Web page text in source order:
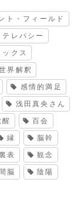
ト・フィールド
テレパシー
クス
界解釈
感情的満足
浅田真央さん
百会
縁 脳幹
表 観念
間脳 陰陽